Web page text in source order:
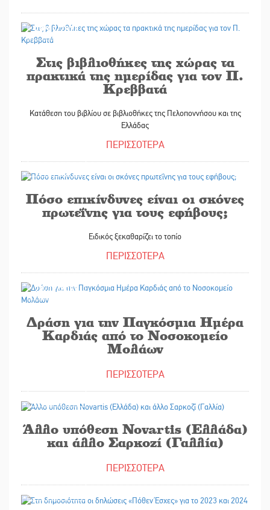
29/09/2025
Στις βιβλιοθήκες της χώρας τα
πρακτικά της ημερίδας για τον Π.
Κρεββατά
Κατάθεση του βιβλίου σε βιβλιοθήκες της Πελοποννήσου και της
Ελλάδας
ΠΕΡΙΣΣΟΤΕΡΑ
Πόσο επικίνδυνες είναι οι σκόνες
πρωτεΐνης για τους εφήβους;
Ειδικός ξεκαθαρίζει το τοπίο
ΠΕΡΙΣΣΟΤΕΡΑ
29/09/2025
Δράση για την Παγκόσμια Ημέρα
Καρδιάς από το Νοσοκομείο
Μολάων
ΠΕΡΙΣΣΟΤΕΡΑ
Άλλο υπόθεση Novartis (Eλλάδα)
και άλλο Σαρκοζί (Γαλλία)
ΠΕΡΙΣΣΟΤΕΡΑ